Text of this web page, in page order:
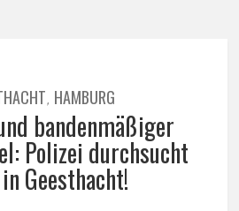
, HAMBURG
bandenmäßiger
Polizei durchsucht
Geesthacht!